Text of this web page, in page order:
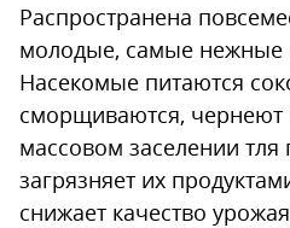
Распространена
молодые, самые нежные
Насекомые питаются
сморщиваются, чернеют
массовом заселении
загрязняет их
снижает качество